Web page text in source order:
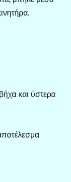
και ύστερα